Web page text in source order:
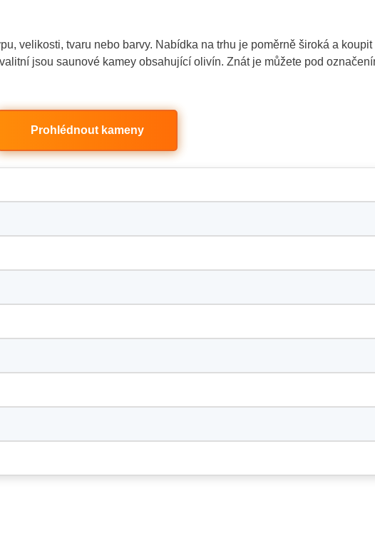
velikosti, tvaru nebo barvy. Nabídka na trhu je poměrně široká a koupit
jsou saunové kamey obsahující olivín. Znát je můžete pod
Prohlédnout kameny